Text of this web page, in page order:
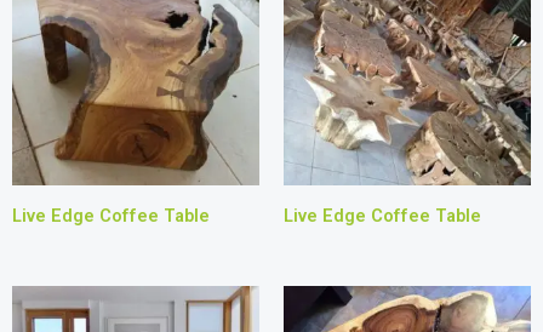
Live Edge Coffee Table Live Edge Coffee Table